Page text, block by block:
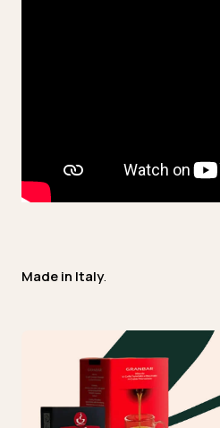
Made in Italy.